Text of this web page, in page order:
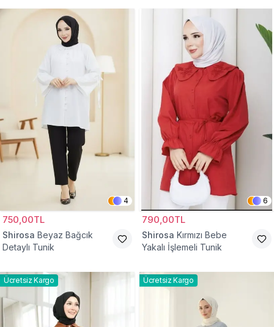
4
750,00TL
Shirosa Beyaz Bağcık
Detaylı Tunik
6
790,00TL
Shirosa Kırmızı Bebe
Yakalı İşlemeli Tunik
Ücretsiz Kargo Ücretsiz Kargo